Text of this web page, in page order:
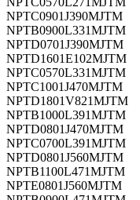
NPTC0901J390MJTM
NPTB0900L331MJTM
NPTD0701J390MJTM
NPTD1601E102MJTM
NPTC0570L331MJTM
NPTC1001J470MJTM
NPTD1801V821MJTM
NPTB1000L391MJTM
NPTD0801J470MJTM
NPTC0700L391MJTM
NPTD0801J560MJTM
NPTB1100L471MJTM
NPTE0801J560MJTM